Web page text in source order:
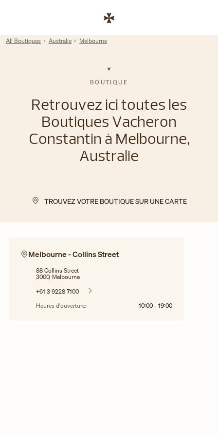
Lien vers le site de l'entreprise
Return to Nav
All Boutiques Australie Melbourne
BOUTIQUE
Retrouvez ici toutes les
Boutiques Vacheron
Constantin à Melbourne,
Australie
TROUVEZ VOTRE BOUTIQUE SUR UNE CARTE
Melbourne - Collins Street
88 Collins Street
3000, Melbourne
+61 3 9228 7100
Heures d'ouverture:
10:00 - 19:00